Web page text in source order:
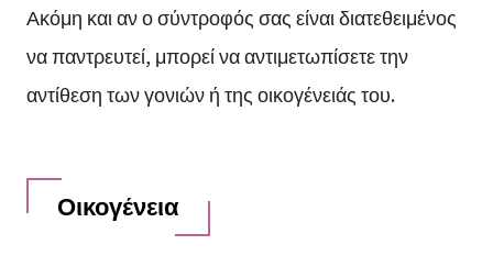
Ακόμη και αν ο σύντροφός σας είναι διατεθειμένος
να παντρευτεί, μπορεί να αντιμετωπίσετε την
αντίθεση των γονιών ή της οικογένειάς του.
Οικογένεια